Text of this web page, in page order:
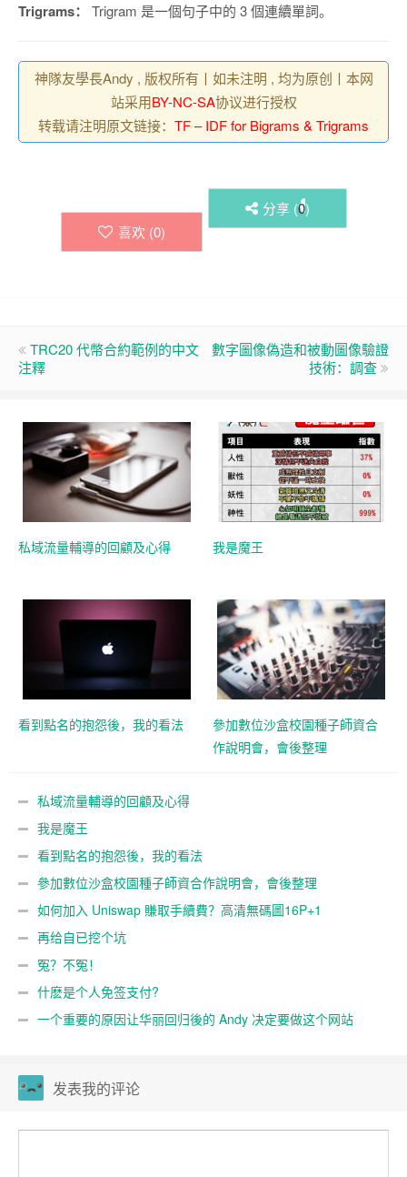
Trigrams： Trigram 是一個句子中的 3 個連續單詞。
神隊友學長Andy , 版权所有丨如未注明 , 均为原创丨本网
站采用BY-NC-SA协议进行授权
转载请注明原文链接： TF – IDF for Bigrams & Trigrams
喜欢 (0)
分享 (0)
TRC20 代幣合約範例的中文
注釋
數字圖像偽造和被動圖像驗證
技術：調查
私域流量輔導的回顧及心得 我是魔王
看到點名的抱怨後，我的看法
參加數位沙盒校園種子師資合
作說明會，會後整理
私域流量輔導的回顧及心得
我是魔王
看到點名的抱怨後，我的看法
參加數位沙盒校園種子師資合作說明會，會後整理
如何加入 Uniswap 賺取手續費？高清無碼圖16P+1
再给自已挖个坑
冤？不冤！
什麽是个人免签支付?
一个重要的原因让华丽回归後的 Andy 决定要做这个网站
发表我的评论